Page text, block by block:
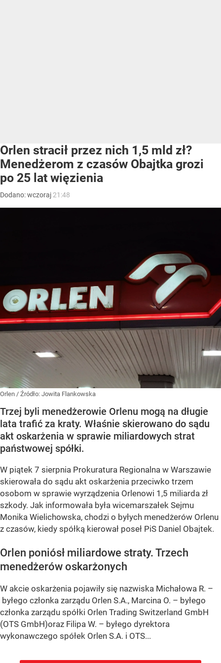
Orlen stracił przez nich 1,5 mld zł?
Menedżerom z czasów Obajtka grozi
po 25 lat więzienia
Dodano:wczoraj 21:48
Orlen / Źródło: Jowita Flankowska
Trzej byli menedżerowie Orlenu mogą na długie
lata trafić za kraty. Właśnie skierowano do sądu
akt oskarżenia w sprawie miliardowych strat
państwowej spółki.
W piątek 7 sierpnia Prokuratura Regionalna w Warszawie
skierowała do sądu akt oskarżenia przeciwko trzem
osobom w sprawie wyrządzenia Orlenowi 1,5 miliarda zł
szkody. Jak informowała była wicemarszałek Sejmu
Monika Wielichowska, chodzi o byłych menedżerów Orlenu
z czasów, kiedy spółką kierował poseł PiS Daniel Obajtek.
Orlen poniósł miliardowe straty. Trzech
menedżerów oskarżonych
W akcie oskarżenia pojawiły się nazwiska Michałowa R. –
byłego członka zarządu Orlen S.A., Marcina O. – byłego
członka zarządu spółki Orlen Trading Switzerland GmbH
(OTS GmbH)oraz Filipa W. – byłego dyrektora
wykonawczego spółek Orlen S.A. i OTS...